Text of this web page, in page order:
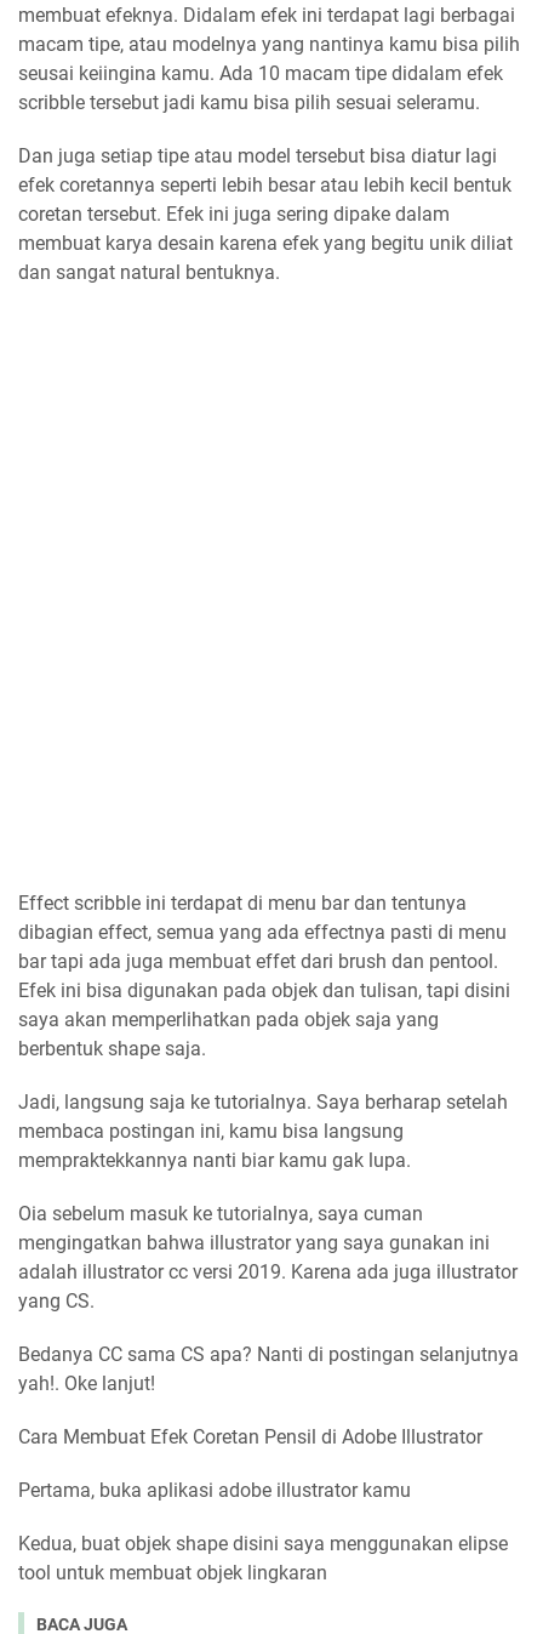
membuat efeknya. Didalam efek ini terdapat lagi berbagai
macam tipe, atau modelnya yang nantinya kamu bisa pilih
seusai keiingina kamu. Ada 10 macam tipe didalam efek
scribble tersebut jadi kamu bisa pilih sesuai seleramu.
Dan juga setiap tipe atau model tersebut bisa diatur lagi
efek coretannya seperti lebih besar atau lebih kecil bentuk
coretan tersebut. Efek ini juga sering dipake dalam
membuat karya desain karena efek yang begitu unik diliat
dan sangat natural bentuknya.
Effect scribble ini terdapat di menu bar dan tentunya
dibagian effect, semua yang ada effectnya pasti di menu
bar tapi ada juga membuat effet dari brush dan pentool.
Efek ini bisa digunakan pada objek dan tulisan, tapi disini
saya akan memperlihatkan pada objek saja yang
berbentuk shape saja.
Jadi, langsung saja ke tutorialnya. Saya berharap setelah
membaca postingan ini, kamu bisa langsung
mempraktekkannya nanti biar kamu gak lupa.
Oia sebelum masuk ke tutorialnya, saya cuman
mengingatkan bahwa illustrator yang saya gunakan ini
adalah illustrator cc versi 2019. Karena ada juga illustrator
yang CS.
Bedanya CC sama CS apa? Nanti di postingan selanjutnya
yah!. Oke lanjut!
Cara Membuat Efek Coretan Pensil di Adobe Illustrator
Pertama, buka aplikasi adobe illustrator kamu
Kedua, buat objek shape disini saya menggunakan elipse
tool untuk membuat objek lingkaran
BACA JUGA